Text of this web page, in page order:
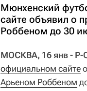
Мюнхенский
сайте объявил о
Роббеном до 30
МОСКВА, 16 янв - Р-
официальном сайте
Арьеном Роббеном